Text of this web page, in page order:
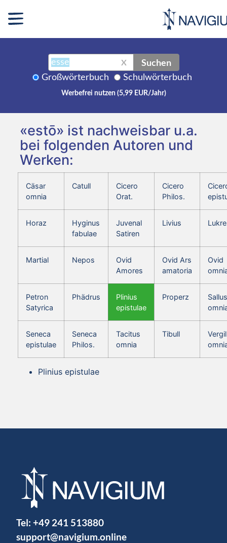
X Suchen
Großwörterbuch Schulwörterbuch
Werbefrei nutzen (5,99 EUR/Jahr)
«estō» ist nachweisbar u.a.
bei folgenden Autoren und
Werken:
Cäsar
omnia
Catull
Cicero
Orat.
Cicero
Philos.
Horaz
Hyginus
fabulae
Juvenal
Satiren
Livius
Martial Nepos
Ovid
Amores
Ovid Ars
amatoria
Ovid
Petron
Satyrica
Phädrus
Plinius
epistulae
Properz
Seneca
epistulae
Seneca
Philos.
Tacitus
omnia
Tibull
Vergil
Plinius epistulae
Tel: +49 241 513880
support@navigium.online